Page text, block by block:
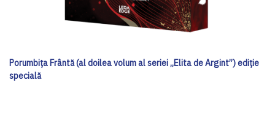
Porumbița Frântă (al doilea volum al seriei „Elita de Argint”) ediţie
specială